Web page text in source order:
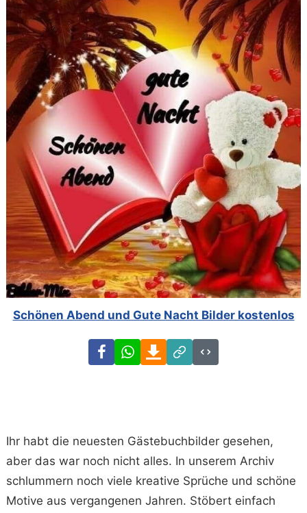
Schönen Abend und Gute Nacht Bilder kostenlos
FacebookWhatsAppDownload
Link
Code
Ihr habt die neuesten Gästebuchbilder gesehen,
aber das war noch nicht alles. In unserem Archiv
schlummern noch viele kreative Sprüche und schöne
Motive aus vergangenen Jahren. Stöbert einfach